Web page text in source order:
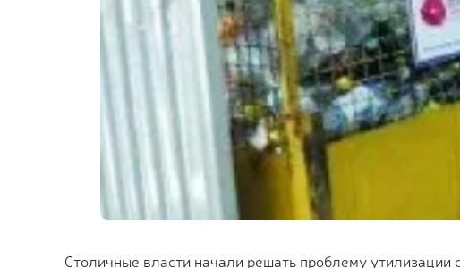
Столичные власти начали решать проблему утилизации